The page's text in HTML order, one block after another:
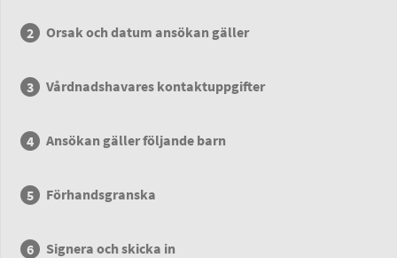
Orsak och datum ansökan gäller
Vårdnadshavares kontaktuppgifter
Ansökan gäller följande barn
Förhandsgranska
Signera och skicka in